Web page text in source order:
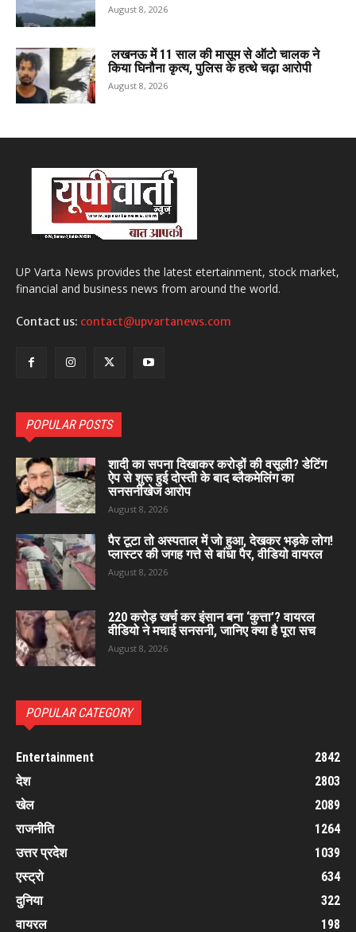
August 8, 2026
लखनऊ में 11 साल की मासूम से ऑटो चालक ने
किया घिनौना कृत्य, पुलिस के हत्थे चढ़ा आरोपी
August 8, 2026
UP Varta News provides the latest etertainment, stock market,
financial and business news from around the world.
Contact us: contact@upvartanews.com
POPULAR POSTS
शादी का सपना दिखाकर करोड़ों की वसूली? डेटिंग
ऐप से शुरू हुई दोस्ती के बाद ब्लैकमेलिंग का
सनसनीखेज आरोप
August 8, 2026
पैर टूटा तो अस्पताल में जो हुआ, देखकर भड़के लोग!
प्लास्टर की जगह गत्ते से बांधा पैर, वीडियो वायरल
August 8, 2026
220 करोड़ खर्च कर इंसान बना ‘कुत्ता’? वायरल
वीडियो ने मचाई सनसनी, जानिए क्या है पूरा सच
August 8, 2026
POPULAR CATEGORY
Entertainment
2842
देश
2803
खेल
2089
राजनीति
1264
उत्तर प्रदेश
1039
एस्ट्रो
634
दुनिया
322
वायरल
198